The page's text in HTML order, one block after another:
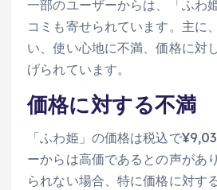
一部のユーザーからは、「ふわ
コミも寄せられています。主に
い、使い心地に不満、価格に対
げられています。
価格に対する不満
「ふわ姫」の価格は税込で
ーからは高価であるとの声があ
られない場合、特に価格に対す